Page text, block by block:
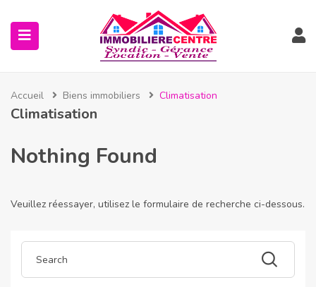
Accueil Biens immobiliers Climatisation
Climatisation
Nothing Found
Veuillez réessayer, utilisez le formulaire de recherche ci-dessous.